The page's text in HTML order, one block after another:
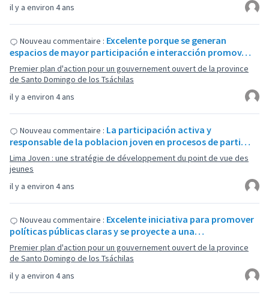
il y a environ 4 ans
il y a environ 4 ans
Nouveau commentaire : Excelente porque se generan
espacios de mayor participación e interacción promov…
Premier plan d'action pour un gouvernement ouvert de la province
de Santo Domingo de los Tsáchilas
il y a environ 4 ans
Nouveau commentaire : La participación activa y
responsable de la poblacion joven en procesos de parti…
Lima Joven : une stratégie de développement du point de vue des
jeunes
il y a environ 4 ans
Nouveau commentaire : Excelente iniciativa para promover
políticas públicas claras y se proyecte a una…
Premier plan d'action pour un gouvernement ouvert de la province
de Santo Domingo de los Tsáchilas